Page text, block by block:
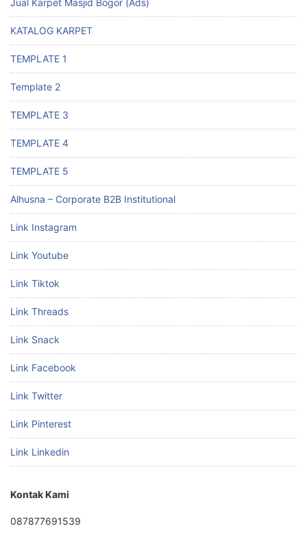
KATALOG KARPET
TEMPLATE 1
Template 2
TEMPLATE 3
TEMPLATE 4
TEMPLATE 5
Alhusna – Corporate B2B Institutional
Link Instagram
Link Youtube
Link Tiktok
Link Threads
Link Snack
Link Facebook
Link Twitter
Link Pinterest
Link Linkedin
Kontak Kami
087877691539